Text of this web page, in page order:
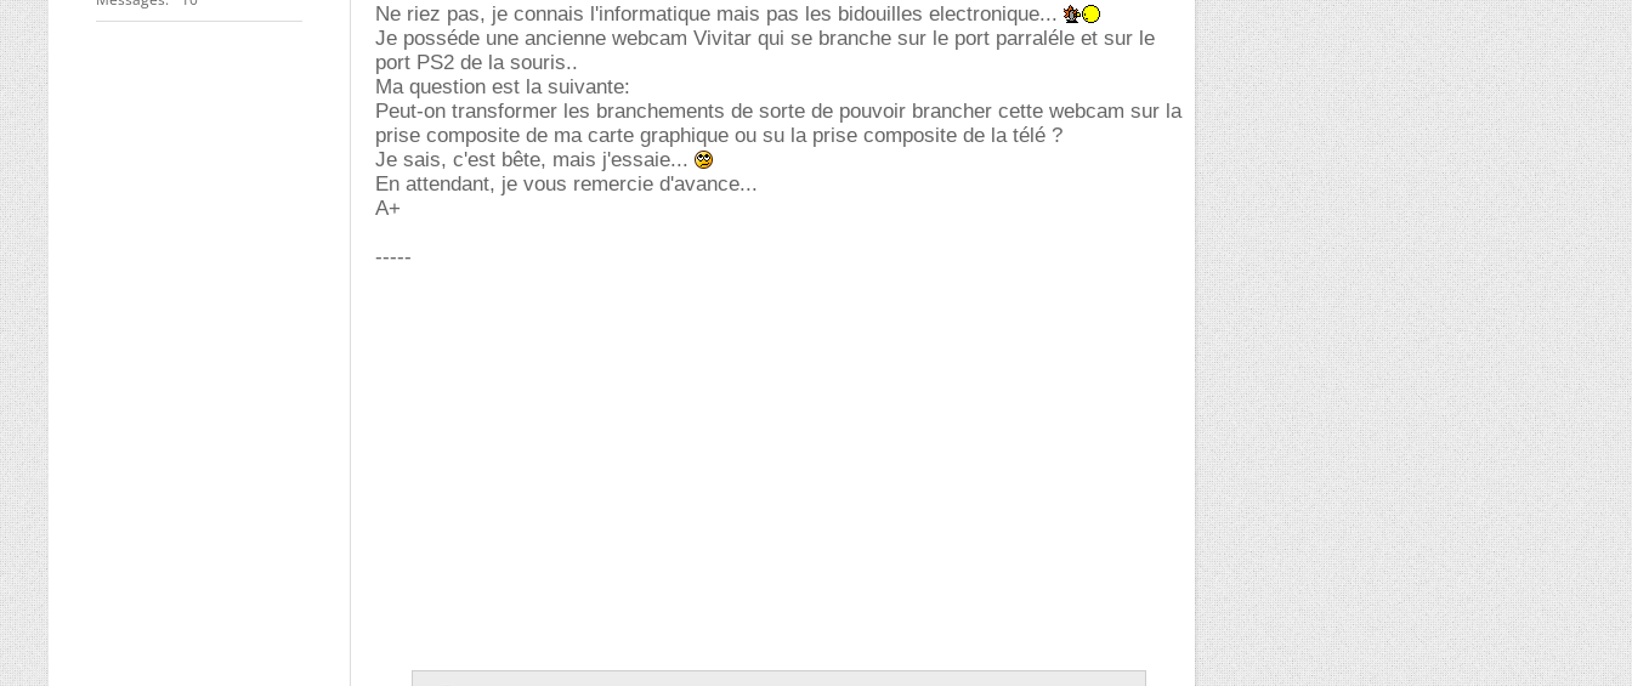
Ne riez pas, je connais l'informatique mais pas les bidouilles electronique...
Je posséde une ancienne webcam Vivitar qui se branche sur le port parraléle et sur le
port PS2 de la souris..
Ma question est la suivante:
Peut-on transformer les branchements de sorte de pouvoir brancher cette webcam sur la
prise composite de ma carte graphique ou su la prise composite de la télé ?
Je sais, c'est bête, mais j'essaie...
En attendant, je vous remercie d'avance...
A+
-----